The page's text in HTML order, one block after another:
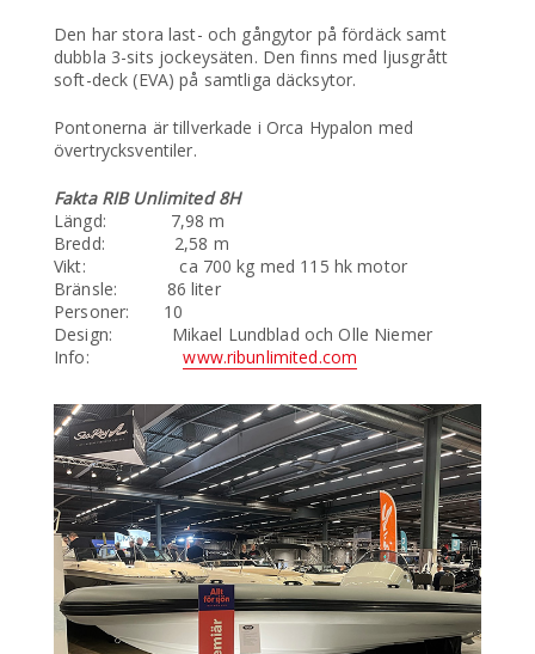
Den har stora last- och gångytor på fördäck samt
dubbla 3-sits jockeysäten. Den finns med ljusgrått
soft-deck (EVA) på samtliga däcksytor.
Pontonerna är tillverkade i Orca Hypalon med
övertrycksventiler.
Fakta RIB Unlimited 8H
Längd: 7,98 m
Bredd: 2,58 m
Vikt: ca 700 kg med 115 hk motor
Bränsle: 86 liter
Personer: 10
Design: Mikael Lundblad och Olle Niemer
Info:www.ribunlimited.com